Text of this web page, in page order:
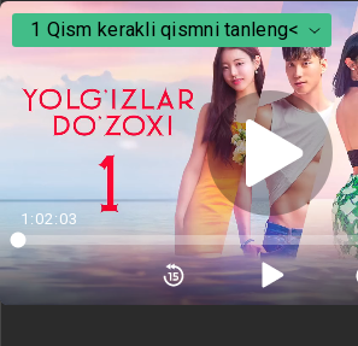
1:02:03
1 Qism kerakli qismni tanleng<
1 Qism kerakli qismni tanleng<
2 Qism
3 Qism
5 Qism